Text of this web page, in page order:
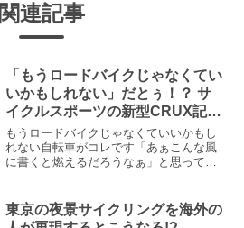
関連記事
「もうロードバイクじゃなくてい
いかもしれない」だとぅ！？ サ
イクルスポーツの新型CRUX記事
が刺さりまくっている人がいます
もうロードバイクじゃなくていいかもし
れない自転車がコレです「あぁこんな風
に書くと燃えるだろうなぁ」と思ってい
立っています。そのポストとは、サイク
ルスポーツの「CRUX ...
東京の夜景サイクリングを海外の